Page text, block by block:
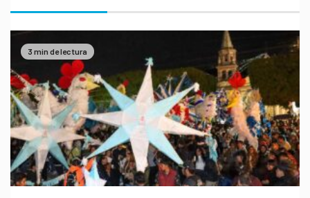
3 min de lectura